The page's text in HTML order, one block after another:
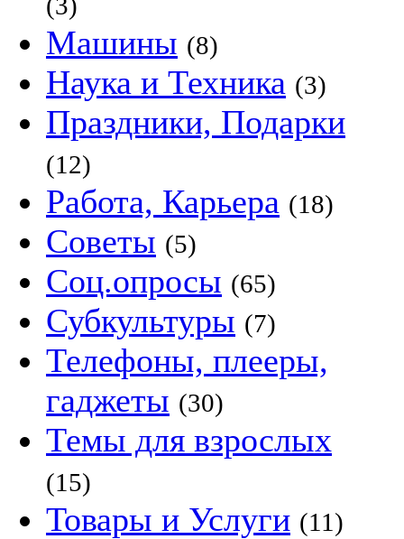
Машины (8)
Наука и Техника (3)
Праздники, Подарки
(12)
Работа, Карьера (18)
Советы (5)
Соц.опросы (65)
Субкультуры (7)
Телефоны, плееры,
гаджеты (30)
Темы для взрослых
(15)
Товары и Услуги (11)